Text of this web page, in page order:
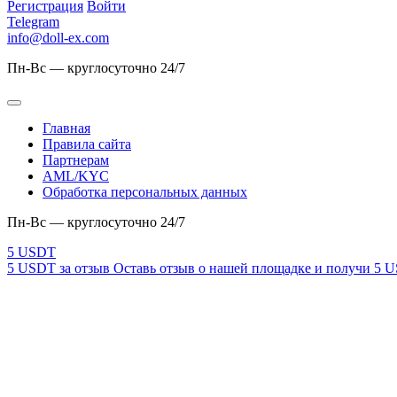
Регистрация Войти
Telegram
info@doll-ex.com
Пн-Вс — круглосуточно 24/7
Главная
Правила сайта
Партнерам
AML/KYC
Обработка персональных данных
Пн-Вс — круглосуточно 24/7
5 USDT за отзыв Оставь отзыв о нашей площадке и получи 5